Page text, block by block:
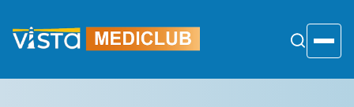
содержанию